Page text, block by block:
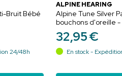
Bruit Bébé
24/48h
ALPINE HEARING
Alpine Tune Silver
bouchons d'oreille -
fidélité pour les
festivals et les
musique
32,95€
En stock -